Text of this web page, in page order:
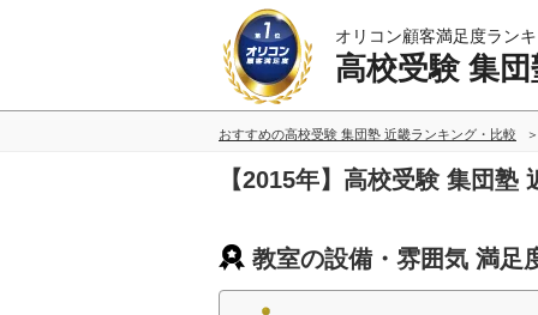
オリコン顧客満足度ラン
高校受験 集
おすすめの高校受験 集団塾 近畿ランキング・比較
【2015年】高校受験 集団
教室の設備・雰囲気 満足